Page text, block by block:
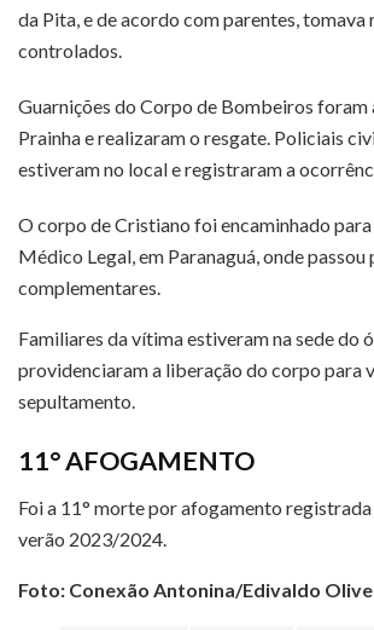
da Pita, e de acordo com parentes, tomava
controlados.
Guarnições do Corpo de Bombeiros foram
Prainha e realizaram o resgate. Policiais
estiveram no local e registraram a
O corpo de Cristiano foi encaminhado
Médico Legal, em Paranaguá, onde passou
complementares.
Familiares da vítima estiveram na sede do
providenciaram a liberação do corpo para
sepultamento.
11° AFOGAMENTO
Foi a 11° morte por afogamento
verão 2023/2024.
Foto: Conexão Antonina/Edivaldo